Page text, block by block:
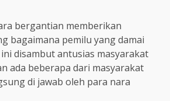
bergantian memberikan
bagaimana pemilu yang damai
disambut antusias masyarakat
ada beberapa dari masyarakat
di jawab oleh para nara